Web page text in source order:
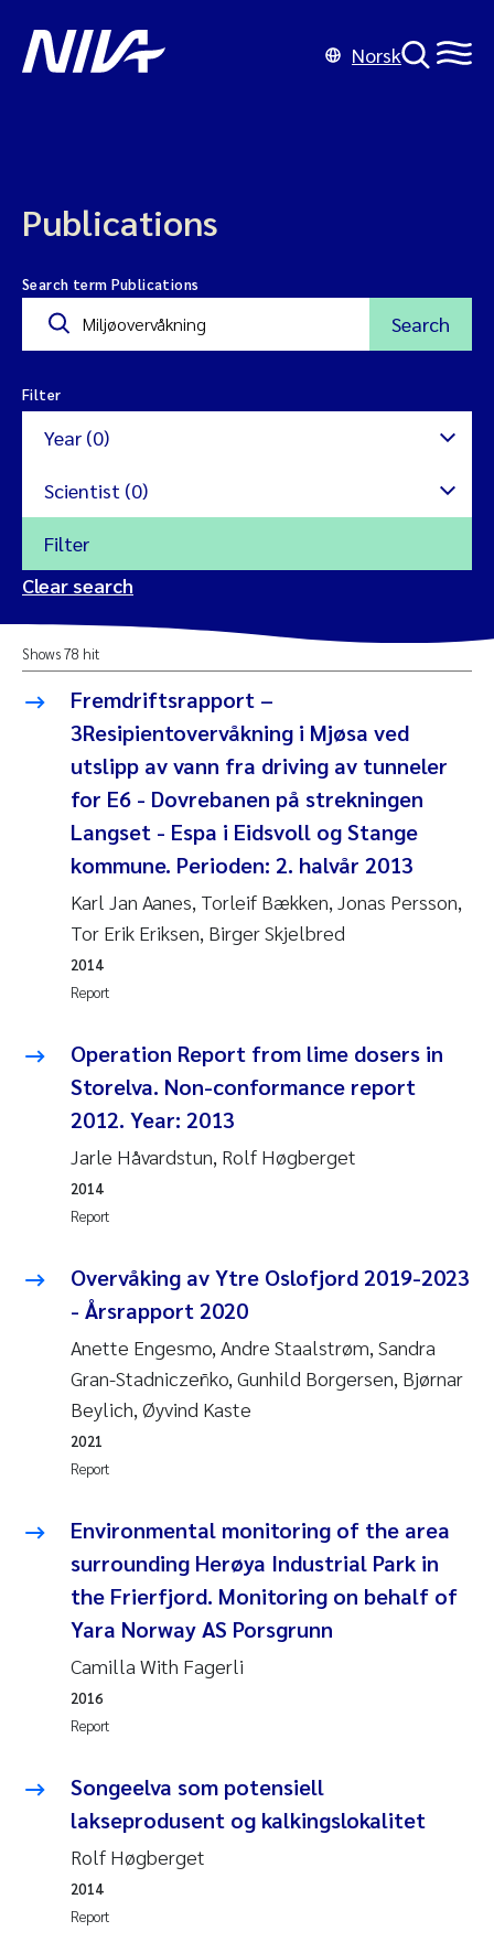
Norsk
Publications
Search term Publications
Search
Filter
Year (0)
2024
2023
2022
2021
2020
2019
2017
2016
2015
2013
2012
2011
2010
2009
2008
2007
2006
Reset
Scientist (0)
Amy Lusher
Åse Åtland
Trine Bekkby
Jannicke Moe
Sigrid Haande
Philip Wallhead
Sara Calabrese
Ole-Kristian Hess-Erga
Paulo Mira Fernandes
Bibiana Gomez Crespo
Kari Austnes
Laura Friedrich
Elizaveta Protsenko
Eli Rinde
Benoit Olivier Demars
Stephanie Delacroix
Maia Røst Kile
Birger Skjelbred
Reset
Filter
Clear search
Shows 78 hit
Fremdriftsrapport –
3Resipientovervåkning i Mjøsa ved
utslipp av vann fra driving av tunneler
for E6 - Dovrebanen på strekningen
Langset - Espa i Eidsvoll og Stange
kommune. Perioden: 2. halvår 2013
Karl Jan Aanes, Torleif Bækken, Jonas Persson,
Tor Erik Eriksen, Birger Skjelbred
Report
2014
Operation Report from lime dosers in
Storelva. Non-conformance report
2012. Year: 2013
Jarle Håvardstun, Rolf Høgberget
Report
2014
Overvåking av Ytre Oslofjord 2019-2023
- Årsrapport 2020
Anette Engesmo, Andre Staalstrøm, Sandra
Gran-Stadniczeñko, Gunhild Borgersen, Bjørnar
Beylich, Øyvind Kaste
Report
2021
Environmental monitoring of the area
surrounding Herøya Industrial Park in
the Frierfjord. Monitoring on behalf of
Yara Norway AS Porsgrunn
Camilla With Fagerli
Report
2016
Songeelva som potensiell
lakseprodusent og kalkingslokalitet
Rolf Høgberget
Report
2014